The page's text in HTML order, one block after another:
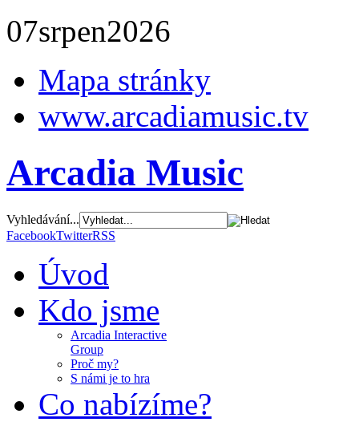
07srpen2026
Mapa stránky
www.arcadiamusic.tv
Arcadia Music
Vyhledávání...
FacebookTwitterRSS
Úvod
Kdo jsme
Arcadia Interactive
Group
Proč my?
S námi je to hra
Co nabízíme?